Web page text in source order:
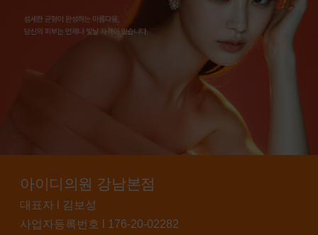
아이디의원 강남본점
대표자 l 김보성
사업자등록번호 l 176-20-02282